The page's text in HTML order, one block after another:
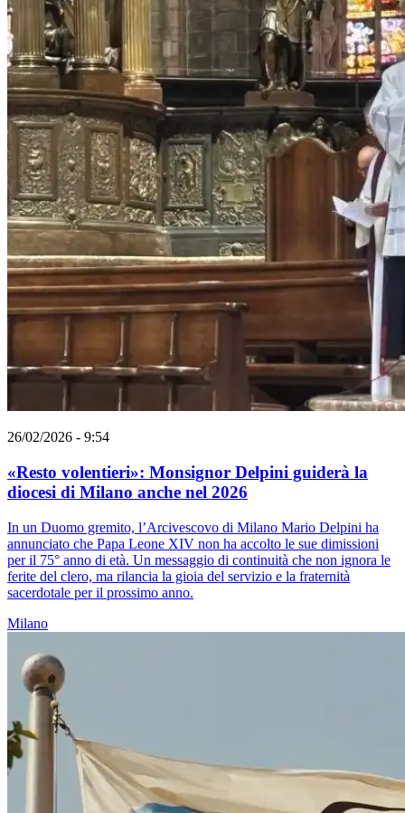
26/02/2026 - 9:54
«Resto volentieri»: Monsignor Delpini guiderà la
diocesi di Milano anche nel 2026
In un Duomo gremito, l’Arcivescovo di Milano Mario Delpini ha
annunciato che Papa Leone XIV non ha accolto le sue dimissioni
per il 75° anno di età. Un messaggio di continuità che non ignora le
ferite del clero, ma rilancia la gioia del servizio e la fraternità
sacerdotale per il prossimo anno.
Milano